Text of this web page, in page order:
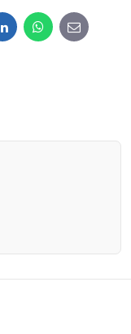
LinkedInWhatsApp
E-
mail